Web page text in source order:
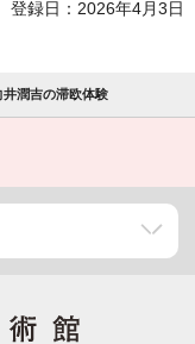
登録日：2026年4月3日
井潤吉の滞欧体験